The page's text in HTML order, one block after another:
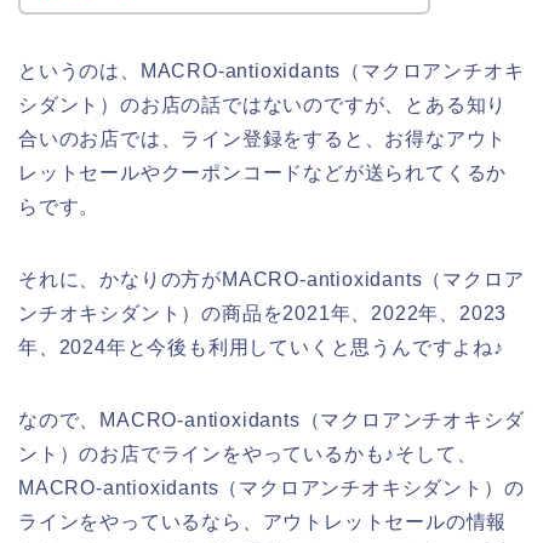
というのは、MACRO-antioxidants（マクロアンチオキ
シダント）のお店の話ではないのですが、とある知り
合いのお店では、ライン登録をすると、お得なアウト
レットセールやクーポンコードなどが送られてくるか
らです。
それに、かなりの方がMACRO-antioxidants（マクロア
ンチオキシダント）の商品を2021年、2022年、2023
年、2024年と今後も利用していくと思うんですよね♪
なので、MACRO-antioxidants（マクロアンチオキシダ
ント）のお店でラインをやっているかも♪そして、
MACRO-antioxidants（マクロアンチオキシダント）の
ラインをやっているなら、アウトレットセールの情報